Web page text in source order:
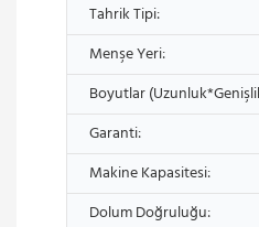
Tahrik Tipi:
Menşe Yeri:
Boyutlar
Garanti:
Makine Kapasitesi:
Dolum Doğruluğu: